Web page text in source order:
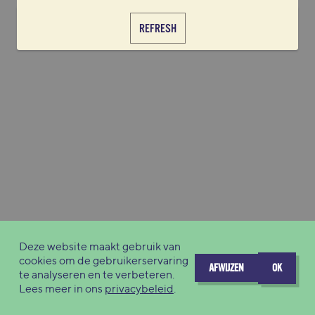
REFRESH
Deze website maakt gebruik van
cookies om de gebruikerservaring
te analyseren en te verbeteren.
Lees meer in ons privacybeleid.
AFWIJZEN OK